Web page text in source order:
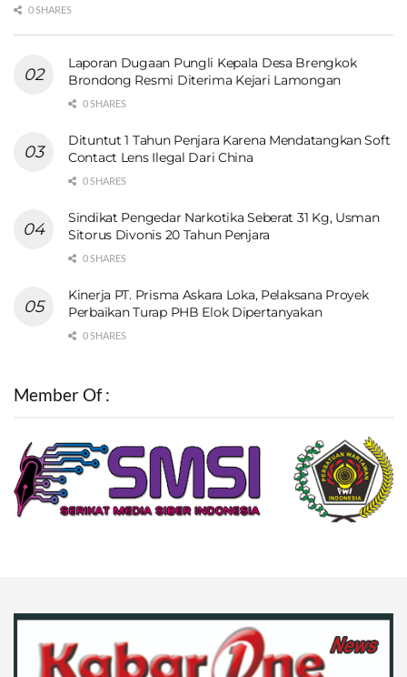
0 SHARES
Laporan Dugaan Pungli Kepala Desa Brengkok
Brondong Resmi Diterima Kejari Lamongan
0 SHARES
Dituntut 1 Tahun Penjara Karena Mendatangkan Soft
Contact Lens Ilegal Dari China
0 SHARES
Sindikat Pengedar Narkotika Seberat 31 Kg, Usman
Sitorus Divonis 20 Tahun Penjara
0 SHARES
Kinerja PT. Prisma Askara Loka, Pelaksana Proyek
Perbaikan Turap PHB Elok Dipertanyakan
0 SHARES
Member Of :